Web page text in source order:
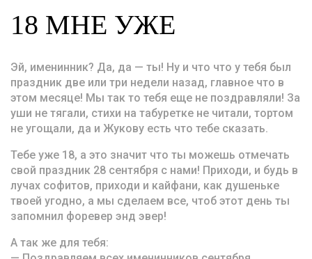
18 МНЕ УЖЕ
Эй, именинник? Да, да — ты! Ну и что что у тебя был
праздник две или три недели назад, главное что в
этом месяце! Мы так то тебя еще не поздравляли! За
уши не тягали, стихи на табуретке не читали, тортом
не угощали, да и Жукову есть что тебе сказать.
Тебе уже 18, а это значит что ты можешь отмечать
свой праздник 28 сентября с нами! Приходи, и будь в
лучах софитов, приходи и кайфани, как душеньке
твоей угодно, а мы сделаем все, чтоб этот день ты
запомнил форевер энд эвер!
А так же для тебя: